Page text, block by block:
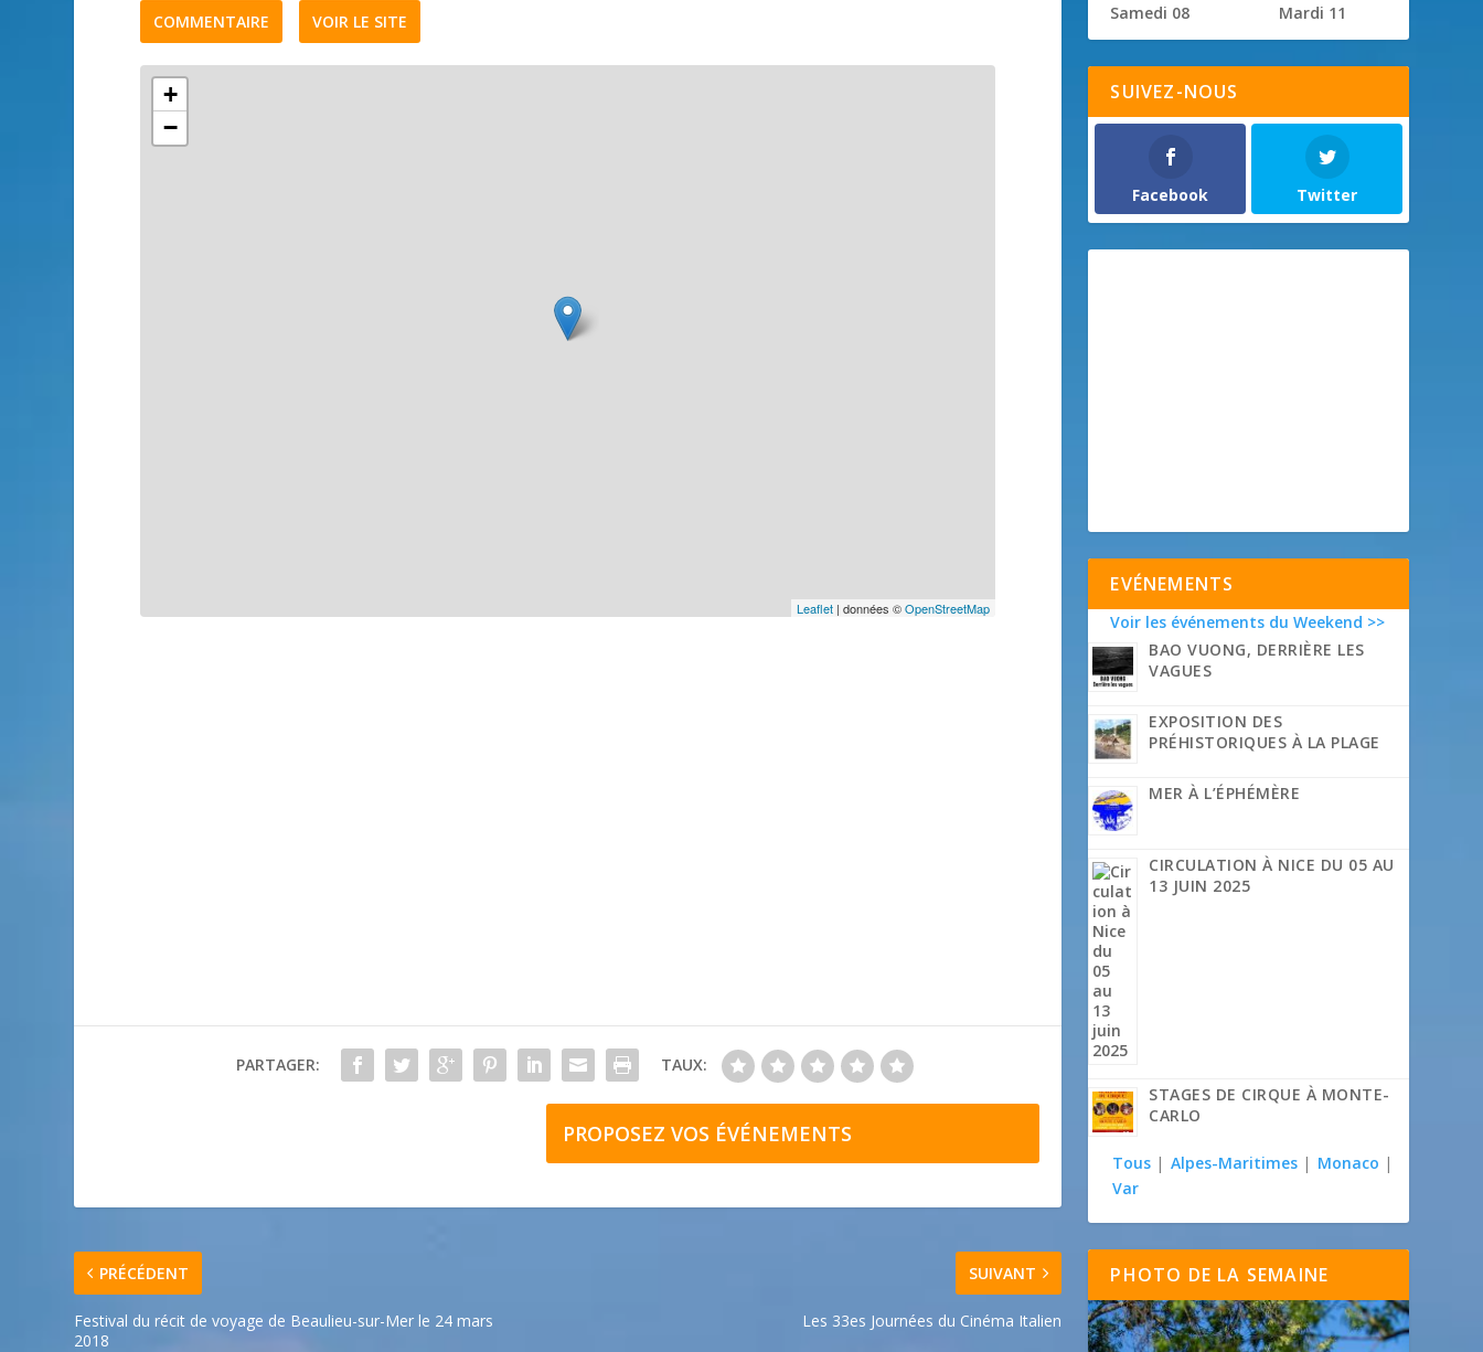
COMMENTAIRE VOIR LE SITE
+
−
Leaflet | données ©OpenStreetMap
PARTAGER: TAUX:
PROPOSEZ VOS ÉVÉNEMENTS
PRÉCÉDENT
Festival du récit de voyage de Beaulieu-sur-Mer le 24 mars
2018
SUIVANT
Les 33es Journées du Cinéma Italien
Samedi 08 Mardi 11
SUIVEZ-NOUS
Facebook Twitter
EVÉNEMENTS
Voir les événements du Weekend >>
BAO VUONG, DERRIÈRE LES
VAGUES
EXPOSITION DES
PRÉHISTORIQUES À LA PLAGE
MER À L’ÉPHÉMÈRE
CIRCULATION À NICE DU 05 AU
13 JUIN 2025
STAGES DE CIRQUE À MONTE-
CARLO
Tous | Alpes-Maritimes | Monaco |
Var
PHOTO DE LA SEMAINE